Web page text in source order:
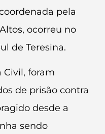
pela
ocorreu no
de Teresina.
Civil, foram
de prisão contra
desde a
sendo